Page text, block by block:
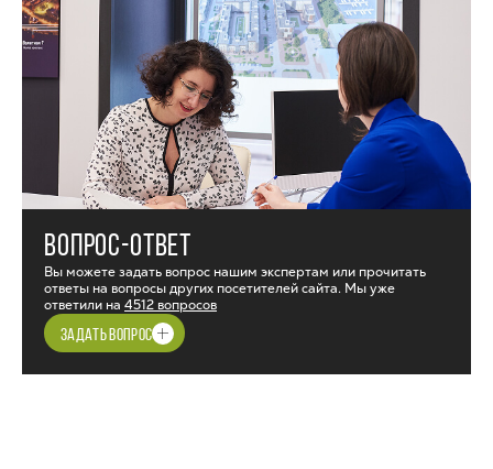
ВОПРОС-ОТВЕТ
Вы можете задать вопрос нашим экспертам или прочитать
ответы на вопросы других посетителей сайта. Мы уже
ответили на 4512 вопросов
ЗАДАТЬ ВОПРОС